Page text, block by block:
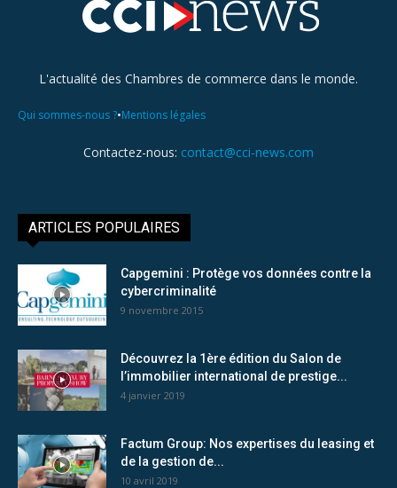
L'actualité des Chambres de commerce dans le monde.
Qui sommes-nous ?•Mentions légales
Contactez-nous: contact@cci-news.com
ARTICLES POPULAIRES
Capgemini : Protège vos données contre la
cybercriminalité
9 novembre 2015
Découvrez la 1ère édition du Salon de
l’immobilier international de prestige...
4 janvier 2019
Factum Group: Nos expertises du leasing et
de la gestion de...
10 avril 2019